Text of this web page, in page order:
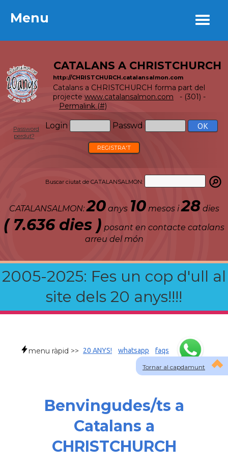
Menu
CATALANS A CHRISTCHURCH
http://CHRISTCHURCH.catalansalmon.com
Catalans a CHRISTCHURCH forma part del
projecte www.catalansalmon.com - (301) -
Permalink (#)
Login Passwd
Password
perdut?
REGISTRA'T
Buscar ciutat de CATALANSALMON:
CATALANSALMON:20anys 10mesos i28 dies
( 7.636 dies ) posant en contacte catalans
arreu del món
2005-2025: Fes un cop d'ull al
site dels 20 anys!!!!
Menu
Tornar al capdamunt
menu ràpid >> 20 ANYS! whatsapp faqs
Benvingudes/ts a
Catalans a
CHRISTCHURCH